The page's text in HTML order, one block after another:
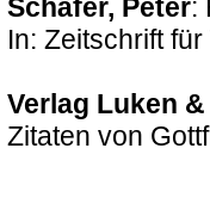
Schäfer, Peter:
In: Zeitschrift
Verlag Luken
Zitaten von